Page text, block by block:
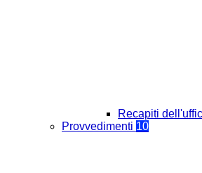
Recapiti
Provvedimenti 10